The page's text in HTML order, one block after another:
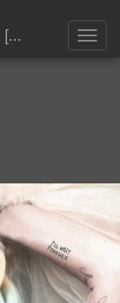
[1909/21145]